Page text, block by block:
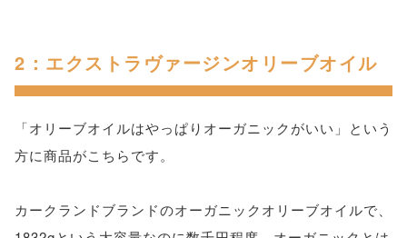
2：エクストラヴァージンオリーブオイル
「オリーブオイルはやっぱりオーガニックがいい」という
方に商品がこちらです。
カークランドブランドのオーガニックオリーブオイルで、